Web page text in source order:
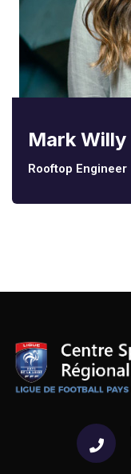
Mark Willy
Rooftop Engineer